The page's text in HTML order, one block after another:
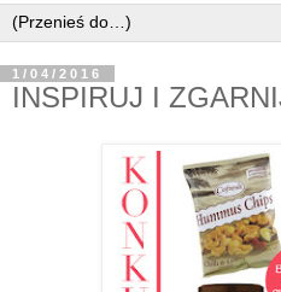
1/04/2016
INSPIRUJ I